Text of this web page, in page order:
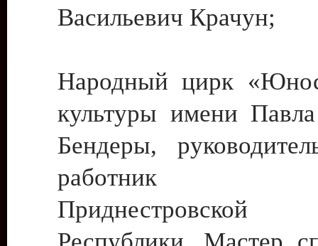
Васильевич Крачун;
Народный цирк
культуры имени
Бендеры,
работник
Приднестровской